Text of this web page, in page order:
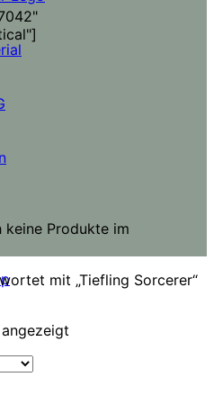
keine Produkte im
mit „Tiefling Sorcerer“